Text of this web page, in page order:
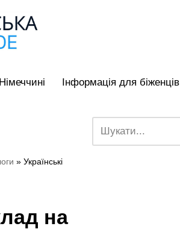
Iнформація для біженців
» Українські
на